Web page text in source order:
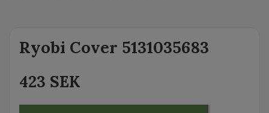
Ryobi Cover 5131035683
423 SEK